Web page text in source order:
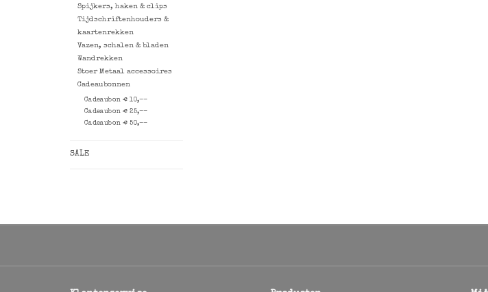
Spijkers, haken & clips
Tijdschriftenhouders &
kaartenrekken
Vazen, schalen & bladen
Wandrekken
Stoer Metaal accessoires
Cadeaubonnen
Cadeaubon € 10,--
Cadeaubon € 25,--
Cadeaubon € 50,--
SALE